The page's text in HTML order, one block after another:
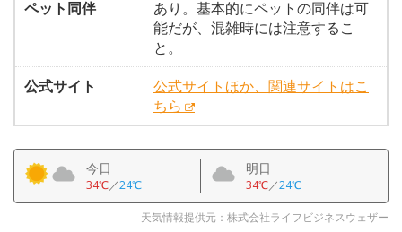
ペット同伴
あり。基本的にペットの同伴は可
能だが、混雑時には注意するこ
と。
公式サイト
公式サイトほか、関連サイトはこ
ちら
今日
34℃／24℃
明日
34℃／24℃
天気情報提供元：株式会社ライフビジネスウェザー